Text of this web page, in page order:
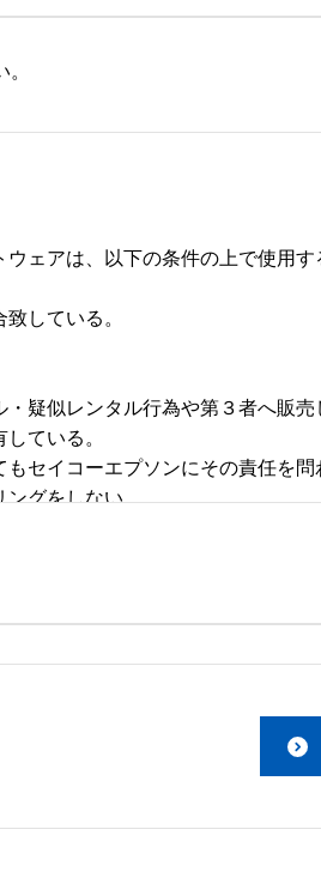
ェアは、以下の条件の上で使用
している。
疑似レンタル行為や第３者へ販売
ている。
セイコーエプソンにその責任を問
ングをしない。
ます。